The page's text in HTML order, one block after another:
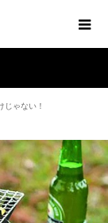
じゃない！